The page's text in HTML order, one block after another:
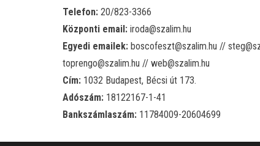
Telefon: 20/823-3366
Központi email: iroda@szalim.hu
Egyedi emailek: boscofeszt@szalim.hu //
toprengo@szalim.hu // web@szalim.hu
Cím: 1032 Budapest, Bécsi út 173.
Adószám: 18122167-1-41
Bankszámlaszám: 11784009-20604699